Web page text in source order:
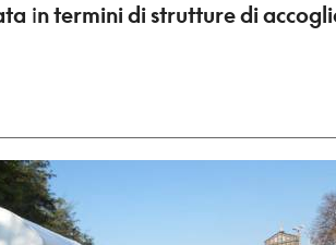
in termini di strutture di